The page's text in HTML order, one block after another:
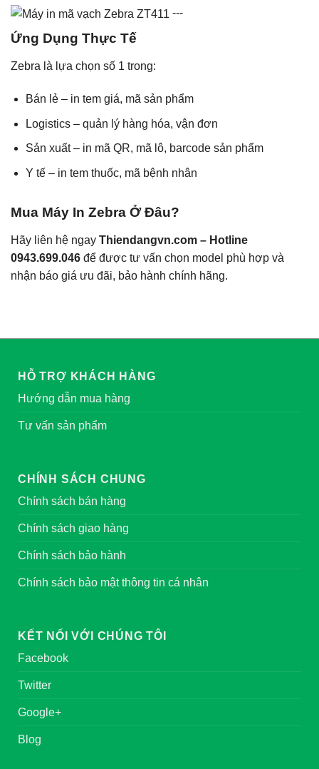
---
Ứng Dụng Thực Tế
Zebra là lựa chọn số 1 trong:
Bán lẻ – in tem giá, mã sản phẩm
Logistics – quản lý hàng hóa, vận đơn
Sản xuất – in mã QR, mã lô, barcode sản phẩm
Y tế – in tem thuốc, mã bệnh nhân
Mua Máy In Zebra Ở Đâu?
Hãy liên hệ ngay Thiendangvn.com – Hotline
0943.699.046 để được tư vấn chọn model phù hợp và
nhận báo giá ưu đãi, bảo hành chính hãng.
HỖ TRỢ KHÁCH HÀNG
Hướng dẫn mua hàng
Tư vấn sản phẩm
CHÍNH SÁCH CHUNG
Chính sách bán hàng
Chính sách giao hàng
Chính sách bảo hành
Chính sách bảo mật thông tin cá nhân
KẾT NỐI VỚI CHÚNG TÔI
Facebook
Twitter
Google+
Blog